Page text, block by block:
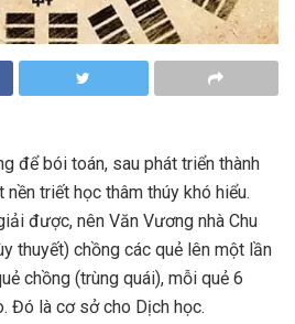
để bói toán, sau phát triển thành
nền triết học thâm thúy khó hiểu.
được, nên Văn Vương nhà Chu
thuyết) chồng các quẻ lên một lần
chồng (trùng quái), mỗi quẻ 6
Đó là cơ sở cho Dịch học.